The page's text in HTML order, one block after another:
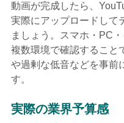
動画が完成したら、
実際にアップロードして
ましょう。スマホ・PC
複数環境で確認すること
や過剰な低音などを事前
す。
実際の業界予算感